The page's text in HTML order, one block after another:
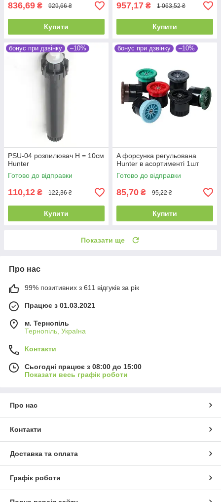
836,69 ₴ 929,66 ₴
Купити
957,17 ₴ 1 063,52 ₴
Купити
бонус при дзвінку –10%
PSU-04 розпилювач Н = 10см
Hunter
Готово до відправки
110,12 ₴ 122,36 ₴
Купити
бонус при дзвінку –10%
A форсунка регульована
Hunter в асортименті 1шт
Готово до відправки
85,70 ₴ 95,22 ₴
Купити
Показати ще
Про нас
99% позитивних з 611 відгуків за рік
Працює з 01.03.2021
м. Тернопіль
Тернопіль, Україна
Контакти
Сьогодні працює з 08:00 до 15:00
Показати весь графік роботи
Про нас
Контакти
Доставка та оплата
Графік роботи